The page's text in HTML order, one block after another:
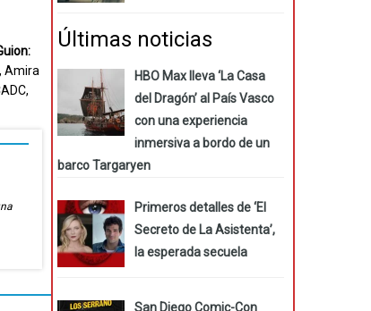
Amira
Últimas noticias
HBO Max lleva ‘La Casa
del Dragón’ al País Vasco
con una experiencia
inmersiva a bordo de un
barco Targaryen
Primeros detalles de ‘El
Secreto de La Asistenta’,
la esperada secuela
San Diego Comic-Con